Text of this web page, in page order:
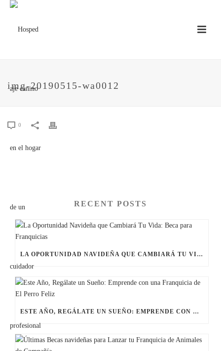
img-20190515-wa0012
0
RECENT POSTS
LA OPORTUNIDAD NAVIDEÑA QUE CAMBIARÁ TU VIDA: BECA PARA FRANQUICIAS
ESTE AÑO, REGÁLATE UN SUEÑO: EMPRENDE CON UNA FRANQUICIA DE EL PERRO FELIZ